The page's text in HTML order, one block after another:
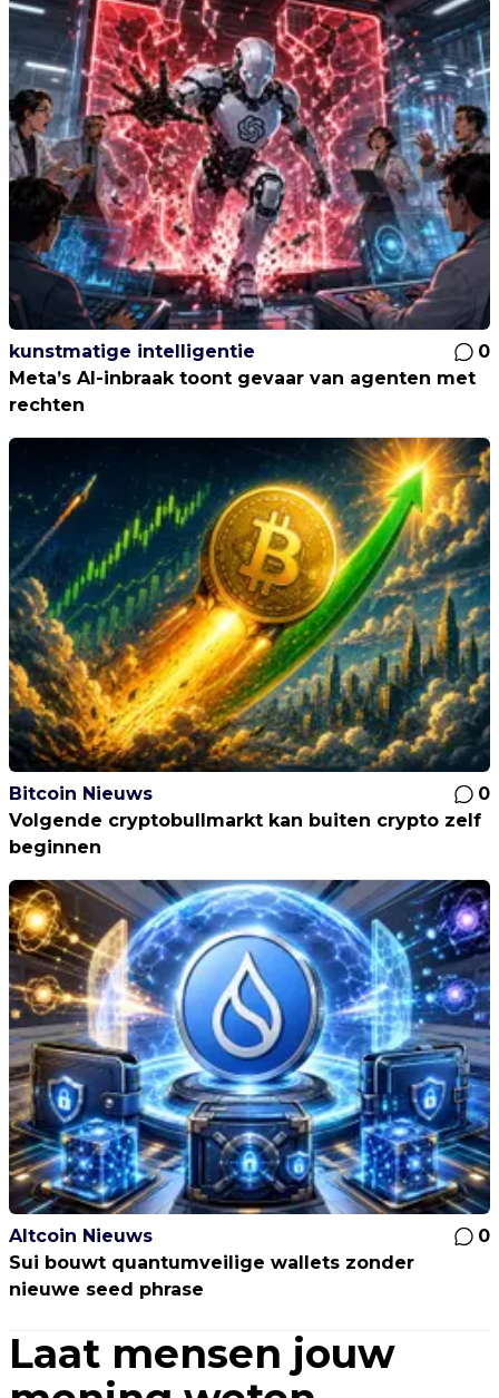
kunstmatige intelligentie
0
Meta’s AI-inbraak toont gevaar van agenten met
rechten
Bitcoin Nieuws
0
Volgende cryptobullmarkt kan buiten crypto zelf
beginnen
Altcoin Nieuws
0
Sui bouwt quantumveilige wallets zonder
nieuwe seed phrase
Laat mensen jouw